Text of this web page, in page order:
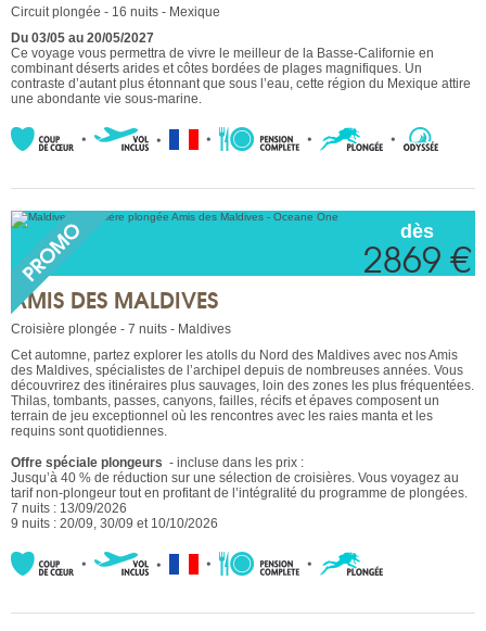
Circuit plongée - 16 nuits - Mexique
Du 03/05 au 20/05/2027
Ce voyage vous permettra de vivre le meilleur de la Basse-Californie en
combinant déserts arides et côtes bordées de plages magnifiques. Un
contraste d’autant plus étonnant que sous l’eau, cette région du Mexique attire
une abondante vie sous-marine.
dès
2869 €
AMIS DES MALDIVES
Croisière plongée - 7 nuits - Maldives
Cet automne, partez explorer les atolls du Nord des Maldives avec nos Amis
des Maldives, spécialistes de l’archipel depuis de nombreuses années. Vous
découvrirez des itinéraires plus sauvages, loin des zones les plus fréquentées.
Thilas, tombants, passes, canyons, failles, récifs et épaves composent un
terrain de jeu exceptionnel où les rencontres avec les raies manta et les
requins sont quotidiennes.
Offre spéciale plongeurs - incluse dans les prix :
Jusqu’à 40 % de réduction sur une sélection de croisières. Vous voyagez au
tarif non-plongeur tout en profitant de l’intégralité du programme de plongées.
7 nuits : 13/09/2026
9 nuits : 20/09, 30/09 et 10/10/2026